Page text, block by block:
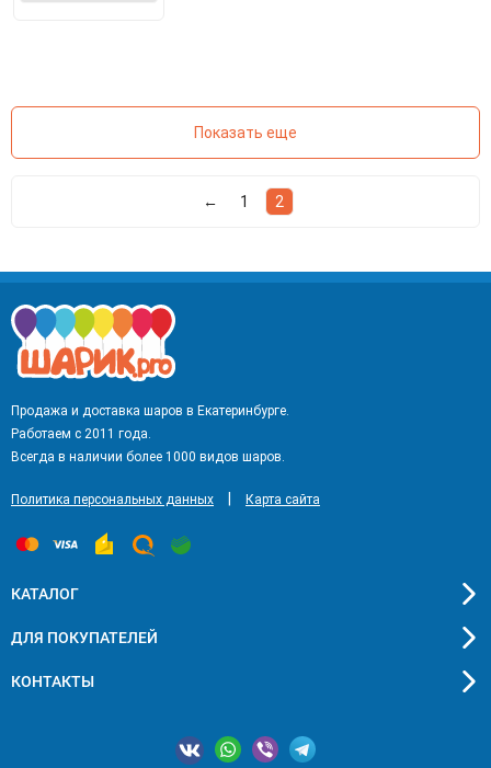
Показать еще
← 1 2
Продажа и доставка шаров в Екатеринбурге.
Работаем с 2011 года.
Всегда в наличии более 1000 видов шаров.
Политика персональных данных Карта сайта
КАТАЛОГ
ДЛЯ ПОКУПАТЕЛЕЙ
КОНТАКТЫ